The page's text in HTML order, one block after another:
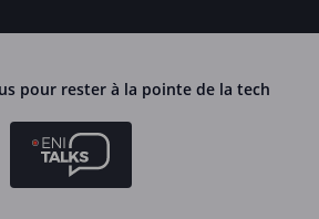
pour rester à la pointe de la tech